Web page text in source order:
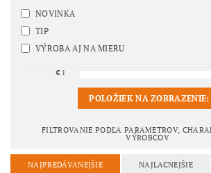
NOVINKA
TIP
VÝROBA AJ NA MIERU
€ 1
POLOŽIEK NA
FILTROVANIE PODĽA PARAMETROV,
VÝROBCOV
NAJPREDÁVANEJŠIE NAJLACNEJŠIE